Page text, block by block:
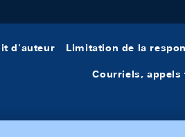
d'auteur Limitation de la
Courriels,